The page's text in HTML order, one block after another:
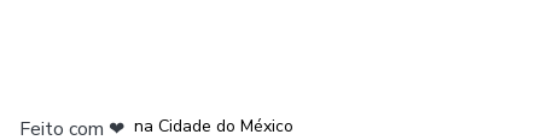
Feito com ❤ na Cidade do México